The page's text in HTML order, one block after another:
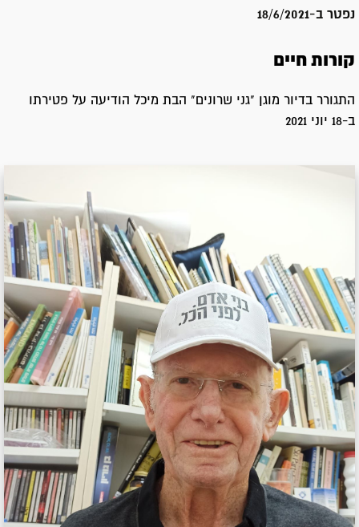
נפטר ב-18/6/2021
קורות חיים
התגורר בדיור מוגן "גני שרונים" הבת מיכל הודיעה על פטירתו
ב-18 יוני 2021